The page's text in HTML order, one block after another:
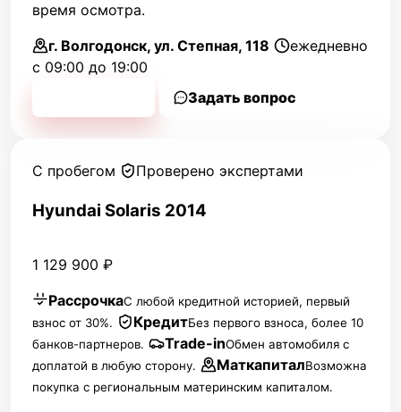
время осмотра.
г. Волгодонск, ул. Степная, 118
ежедневно
с 09:00 до 19:00
Задать вопрос
С пробегом Проверено экспертами
Hyundai Solaris 2014
1 129 900 ₽
РассрочкаС любой кредитной историей, первый
взнос от 30%.
КредитБез первого взноса, более 10
банков-партнеров.
Trade-inОбмен автомобиля с
доплатой в любую сторону.
МаткапиталВозможна
покупка с региональным материнским капиталом.